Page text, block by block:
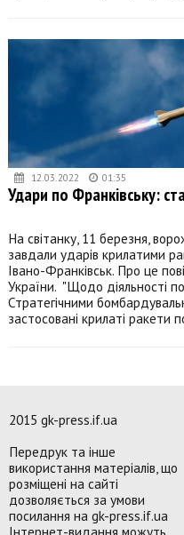
12.03.2022 01:35
Удари по Франківську:
На світанку, 11 березня,
завдали ударів крилатими
Івано-Франківськ. Про це
України. "Щодо діяльності
Стратегічними
застосовані крилаті ракети
2015 gk-press.if.ua
Передрук та інше
використання матеріалів, що
розміщені на сайті
дозволяється за умови
посилання на gk-press.if.ua
Інтернет-видання можуть